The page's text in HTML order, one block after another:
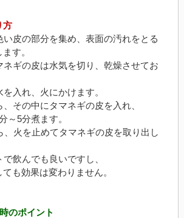
方
い皮の部分を集め、表面の汚れをとる
す。
ネギの皮は水気を切り、乾燥させてお
入れ、火にかけます。
その中にタマネギの皮を入れ、
～5分煮ます。
、火を止めてタマネギの皮を取り出し
飲んでも良いですし、
も効果は変わりません。
のポイント